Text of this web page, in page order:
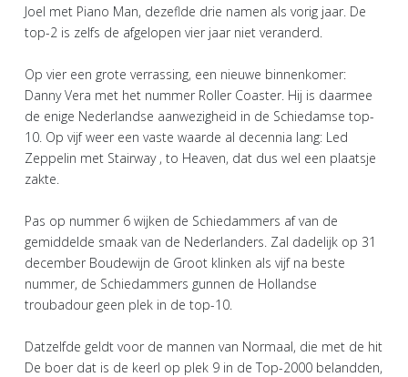
Joel met Piano Man, dezeflde drie namen als vorig jaar. De
top-2 is zelfs de afgelopen vier jaar niet veranderd.
Op vier een grote verrassing, een nieuwe binnenkomer:
Danny Vera met het nummer Roller Coaster. Hij is daarmee
de enige Nederlandse aanwezigheid in de Schiedamse top-
10. Op vijf weer een vaste waarde al decennia lang: Led
Zeppelin met Stairway , to Heaven, dat dus wel een plaatsje
zakte.
Pas op nummer 6 wijken de Schiedammers af van de
gemiddelde smaak van de Nederlanders. Zal dadelijk op 31
december Boudewijn de Groot klinken als vijf na beste
nummer, de Schiedammers gunnen de Hollandse
troubadour geen plek in de top-10.
Datzelfde geldt voor de mannen van Normaal, die met de hit
De boer dat is de keerl op plek 9 in de Top-2000 belandden,